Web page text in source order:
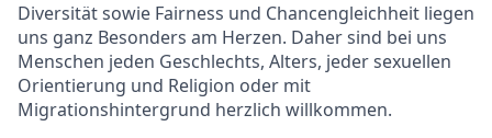
Diversität sowie Fairness und Chancengleichheit liegen
uns ganz Besonders am Herzen. Daher sind bei uns
Menschen jeden Geschlechts, Alters, jeder sexuellen
Orientierung und Religion oder mit
Migrationshintergrund herzlich willkommen.